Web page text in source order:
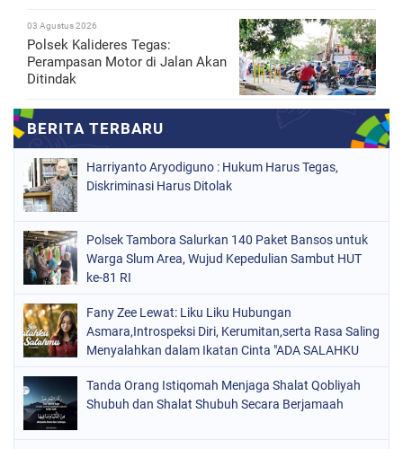
03 Agustus 2026
Polsek Kalideres Tegas:
Perampasan Motor di Jalan Akan
Ditindak
Harriyanto Aryodiguno : Hukum Harus Tegas,
Diskriminasi Harus Ditolak
Polsek Tambora Salurkan 140 Paket Bansos untuk
Warga Slum Area, Wujud Kepedulian Sambut HUT
ke-81 RI
Fany Zee Lewat: Liku Liku Hubungan
Asmara,Introspeksi Diri, Kerumitan,serta Rasa Saling
Menyalahkan dalam Ikatan Cinta "ADA SALAHKU
Tanda Orang Istiqomah Menjaga Shalat Qobliyah
Shubuh dan Shalat Shubuh Secara Berjamaah